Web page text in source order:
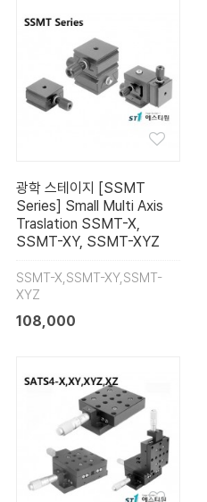
광학 스테이지 [SSMT
Series] Small Multi Axis
Traslation SSMT-X,
SSMT-XY, SSMT-XYZ
SSMT-X,SSMT-XY,SSMT-
XYZ
108,000